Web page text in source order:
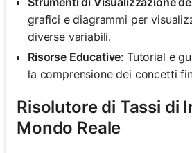
grafici e diagrammi per
diverse variabili.
Risorse Educative: Tutorial e
la comprensione dei concetti
Risolutore di Tassi di
Mondo Reale